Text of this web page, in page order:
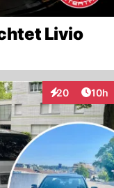
Livio
20
Interaktionen
10h